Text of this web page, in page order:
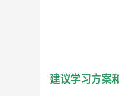
建议学习方案